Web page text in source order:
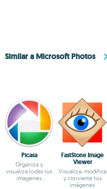
Similar a Microsoft Photos
Picasa
Organiza y
visualiza todas tus
imagenes
FastStone Image
Viewer
Visualiza, modifica
y convierte tus
imágenes